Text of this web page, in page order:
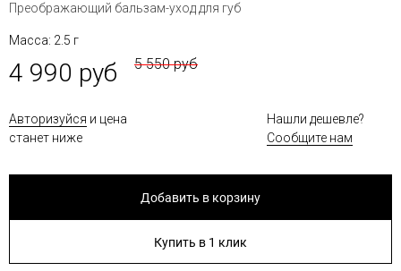
Преображающий бальзам-уход для губ
Масса: 2.5 г
4 990 руб 5 550 руб
Авторизуйся и цена
станет ниже
Нашли дешевле?
Сообщите нам
Добавить в корзину
Купить в 1 клик